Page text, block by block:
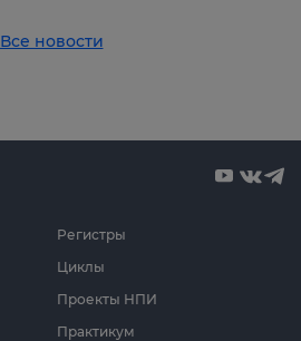
Все новости
Циклы
Проекты НПИ
Практикум
Регистры